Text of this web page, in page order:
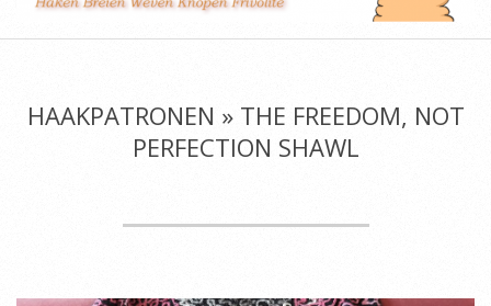
De
MenuHAAKPATRONEN » THE FREEDOM, NOT
PERFECTION SHAWL